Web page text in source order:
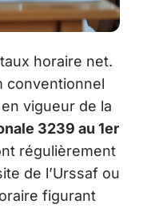
horaire net.
conventionnel
vigueur de la
3239 au 1er
régulièrement
de l’Urssaf ou
figurant